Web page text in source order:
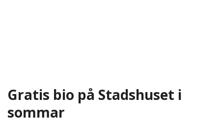
Gratis bio på Stadshuset i
sommar